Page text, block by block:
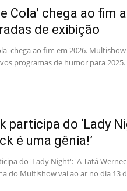
Cola’ chega ao fim
de exibição
chega ao fim em 2026.
programas de humor para 2025.
participa do ‘Lady
é uma gênia!’
do 'Lady Night': 'A Tatá
do Multishow vai ao ar no dia 13